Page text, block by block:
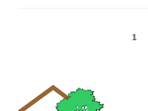
Page1